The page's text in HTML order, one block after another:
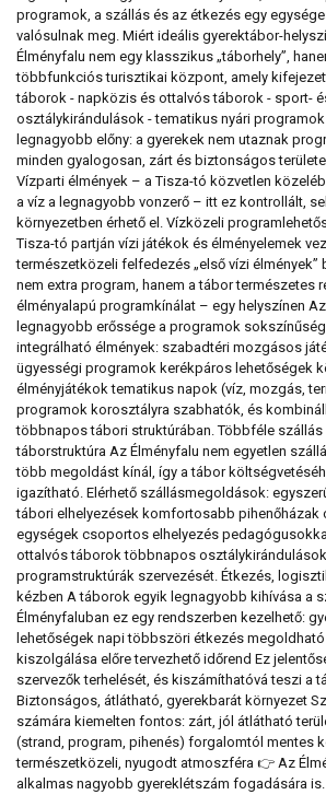
programok, a szállás és az étkezés egy
valósulnak meg. Miért ideális gyerektábor-
Élményfalu nem egy klasszikus „táborhely”,
többfunkciós turisztikai központ, amely
táborok - napközis és ottalvós táborok - sport-
osztálykirándulások - tematikus nyári
legnagyobb előny: a gyerekek nem utaznak
minden gyalogosan, zárt és biztonságos
Vízparti élmények – a Tisza-tó közvetlen
a víz a legnagyobb vonzerő – itt ez kontrollált,
környezetben érhető el. Vízközeli
Tisza-tó partján vízi játékok és élményelemek
természetközeli felfedezés „első vízi
nem extra program, hanem a tábor természetes
élményalapú programkínálat – egy helyszínen
legnagyobb erőssége a programok
integrálható élmények: szabadtéri mozgásos
ügyességi programok kerékpáros lehetőségek
élményjátékok tematikus napok (víz, mozgás,
programok korosztályra szabhatók, és
többnapos tábori struktúrában. Többféle
táborstruktúra Az Élményfalu nem egyetlen
több megoldást kínál, így a tábor
igazítható. Elérhető szállásmegoldások:
tábori elhelyezések komfortosabb pihenőházak
egységek csoportos elhelyezés
ottalvós táborok többnapos
programstruktúrák szervezését. Étkezés,
kézben A táborok egyik legnagyobb kihívása a
Élményfaluban ez egy rendszerben kezelhető:
lehetőségek napi többszöri étkezés
kiszolgálása előre tervezhető időrend Ez
szervezők terhelését, és kiszámíthatóvá teszi a
Biztonságos, átlátható, gyerekbarát környezet
számára kiemelten fontos: zárt, jól átlátható
(strand, program, pihenés) forgalomtól mentes
természetközeli, nyugodt atmoszféra 👉 Az
alkalmas nagyobb gyereklétszám fogadására